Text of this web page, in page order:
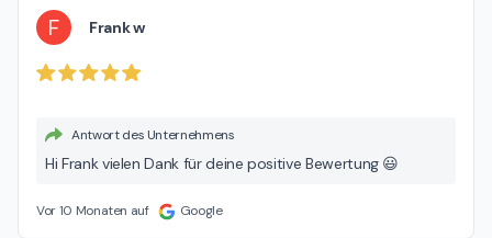
F Frank w
Antwort des Unternehmens
Hi Frank vielen Dank für deine positive Bewertung 😃
Vor 10 Monaten auf Google